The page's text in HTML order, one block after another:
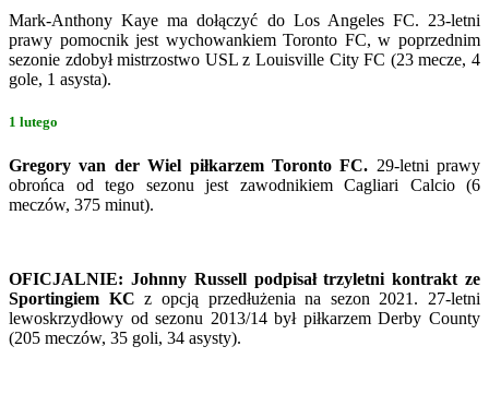
Mark-Anthony Kaye ma dołączyć do Los Angeles FC. 23-letni
prawy pomocnik jest wychowankiem Toronto FC, w poprzednim
sezonie zdobył mistrzostwo USL z Louisville City FC (23 mecze, 4
gole, 1 asysta).
1 lutego
Gregory van der Wiel piłkarzem Toronto FC. 29-letni prawy
obrońca od tego sezonu jest zawodnikiem Cagliari Calcio (6
meczów, 375 minut).
OFICJALNIE: Johnny Russell podpisał trzyletni kontrakt ze
Sportingiem KC z opcją przedłużenia na sezon 2021. 27-letni
lewoskrzydłowy od sezonu 2013/14 był piłkarzem Derby County
(205 meczów, 35 goli, 34 asysty).